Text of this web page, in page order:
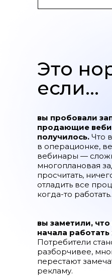
Достигли ROMI
Подробнее →
Это
если...
вы пробовали
продающие
получилось. Что
в операционке,
вебинары —
многоплановая
просчитать,
отладить все
когда-то работать.
вы заметили,
начала работать
Потребители
разборчивее,
перестают
рекламу.